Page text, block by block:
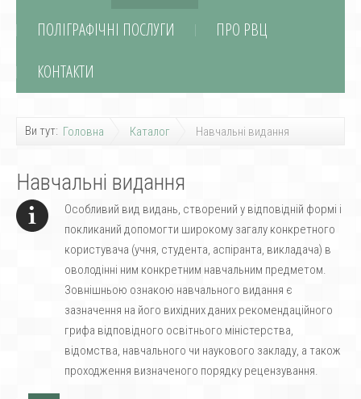
ПОЛІГРАФІЧНІ ПОСЛУГИ
ПРО РВЦ
КОНТАКТИ
Ви тут: Головна Каталог Навчальні видання
Навчальні видання
Особливий вид видань, створений у відповідній формі і
покликаний допомогти широкому загалу конкретного
користувача (учня, студента, аспіранта, викладача) в
оволодінні ним конкретним навчальним предметом.
Зовнішньою ознакою навчального видання є
зазначення на його вихідних даних рекомендаційного
грифа відповідного освітнього міністерства,
відомства, навчального чи наукового закладу, а також
проходження визначеного порядку рецензування.